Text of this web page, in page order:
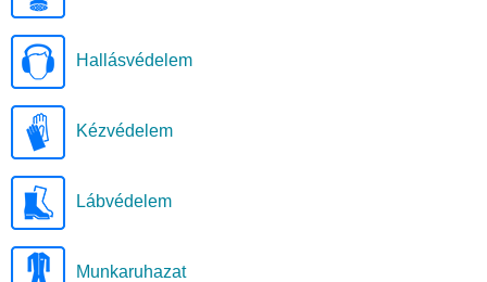
Hallásvédelem
Kézvédelem
Lábvédelem
Munkaruhazat